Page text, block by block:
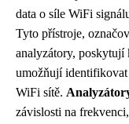
data o síle WiFi
Tyto přístroje,
analyzátory, poskytují
umožňují identifikovat
WiFi sítě.
závislosti na